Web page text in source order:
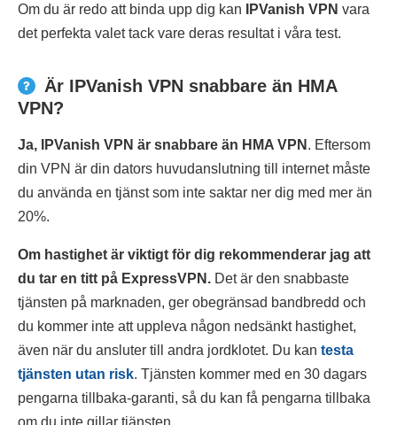
Om du är redo att binda upp dig kan IPVanish VPN vara
det perfekta valet tack vare deras resultat i våra test.
Är IPVanish VPN snabbare än HMA
VPN?
Ja, IPVanish VPN är snabbare än HMA VPN . Eftersom
din VPN är din dators huvudanslutning till internet måste
du använda en tjänst som inte saktar ner dig med mer än
20%.
Om hastighet är viktigt för dig rekommenderar jag att
du tar en titt på ExpressVPN. Det är den snabbaste
tjänsten på marknaden, ger obegränsad bandbredd och
du kommer inte att uppleva någon nedsänkt hastighet,
även när du ansluter till andra jordklotet. Du kan testa
tjänsten utan risk. Tjänsten kommer med en 30 dagars
pengarna tillbaka-garanti, så du kan få pengarna tillbaka
om du inte gillar tjänsten.